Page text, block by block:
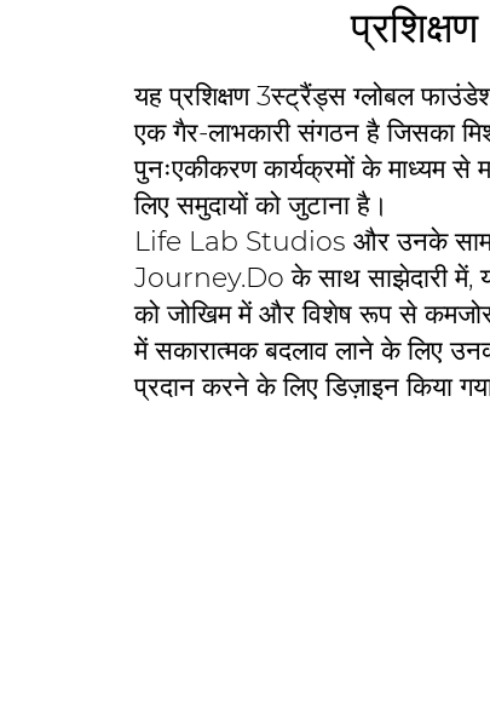
प्रशिक्षण
यह प्रशिक्षण 3स्ट्रैंड्स ग्लोबल
एक गैर-लाभकारी संगठन है जिसका
पुनःएकीकरण कार्यक्रमों के माध्यम
लिए समुदायों को जुटाना है।
Life Lab Studios और उनके
Journey.Do के साथ साझेदारी में, यह
को जोखिम में और विशेष रूप से
में सकारात्मक बदलाव लाने के लिए
प्रदान करने के लिए डिज़ाइन किया